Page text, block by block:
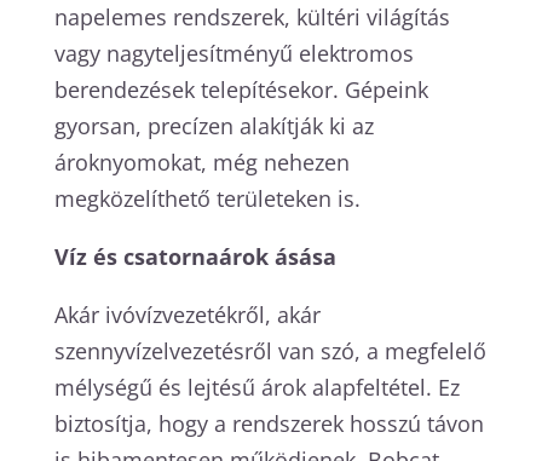
napelemes rendszerek, kültéri világítás
vagy nagyteljesítményű elektromos
berendezések telepítésekor. Gépeink
gyorsan, precízen alakítják ki az
ároknyomokat, még nehezen
megközelíthető területeken is.
Víz és csatornaárok ásása
Akár ivóvízvezetékről, akár
szennyvízelvezetésről van szó, a megfelelő
mélységű és lejtésű árok alapfeltétel. Ez
biztosítja, hogy a rendszerek hosszú távon